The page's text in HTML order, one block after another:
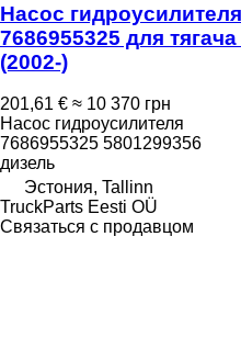
Насос
7686955325 для
(2002-)
201,61 € ≈ 10 370 грн
Насос гидроусилителя
7686955325 5801299356
дизель
Эстония, Tallinn
TruckParts Eesti OÜ
Связаться с продавцом